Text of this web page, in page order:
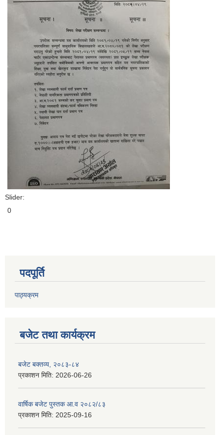
Slider:
0
पदपूर्ति
पाठ्यक्रम
बजेट तथा कार्यक्रम
बजेट बक्तव्य, २०८३-८४
प्रकाशन मिति: 2026-06-26
वार्षिक बजेट पुस्तक आ.व २०८२/८३
प्रकाशन मिति: 2025-09-16